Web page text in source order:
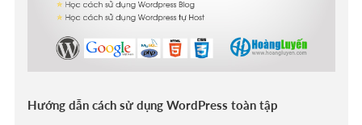
Hướng dẫn cách sử dụng WordPress toàn tập